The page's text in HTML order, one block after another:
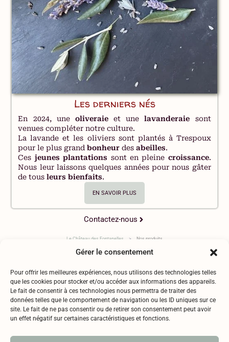
Gérer le consentement
Pour offrir les meilleures expériences, nous utilisons des technologies telles
que les cookies pour stocker et/ou accéder aux informations des appareils.
Le fait de consentir à ces technologies nous permettra de traiter des
données telles que le comportement de navigation ou les ID uniques sur ce
site. Le fait de ne pas consentir ou de retirer son consentement peut avoir
un effet négatif sur certaines caractéristiques et fonctions.
Les derniers nés
En 2024, une oliveraieet unelavanderaie sont
venues compléter notre culture.
La lavande et les oliviers sont plantés à Trespoux
pour le plus grandbonheur desabeilles.
Ces jeunes plantations sont en pleine croissance.
Nous leur laissons quelques années pour nous gâter
de tous leurs bienfaits.
EN SAVOIR PLUS
Contactez-nous
Le Château des Fontanelles > Nos produits
Mentions légales
Politique de confidentialité